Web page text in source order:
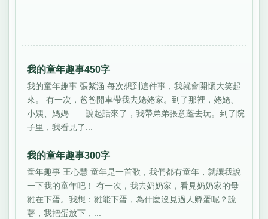
我的童年趣事450字
我的童年趣事 張紫涵 每次想到這件事，我就會開懷大笑起
來。 有一次，爸爸開車帶我去姥姥家。到了那裡，姥姥、
小姨、媽媽……說起話來了，我帶弟弟張意蓬去玩。到了院
子里，我看見了...
我的童年趣事300字
童年趣事 王心慧 童年是一首歌，我們都有童年，就讓我說
一下我的童年吧！ 有一次，我去奶奶家，看見奶奶家的母
雞在下蛋。我想：雞能下蛋，為什麼沒見過人孵蛋呢？說
著，我把蛋放下，...